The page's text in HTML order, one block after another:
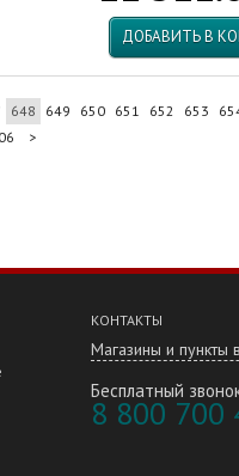
ДОБАВИТЬ В
648 649 650 651 652 653
>
КОНТАКТЫ
Магазины и пункты
Бесплатный
8 800 700